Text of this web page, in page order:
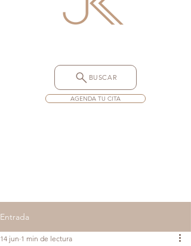
BUSCAR
AGENDA TU CITA
Entrada
14 jun 1 min de lectura